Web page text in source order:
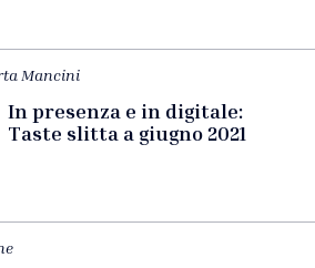
Mancini
In presenza e in digitale:
Taste slitta a giugno 2021